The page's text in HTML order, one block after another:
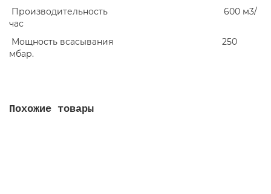
Производительность 600 м3/
час
Мощность всасывания 250
мбар.
Похожие товары